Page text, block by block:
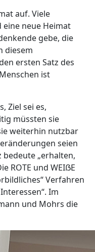
auf. Viele
neue Heimat
gebe, die
diesem
ersten Satz des
ist
Ziel sei es,
müssten sie
weiterhin nutzbar
seien
„erhalten,
ROTE und WEIẞE
Verfahren
Im
und Mohrs die